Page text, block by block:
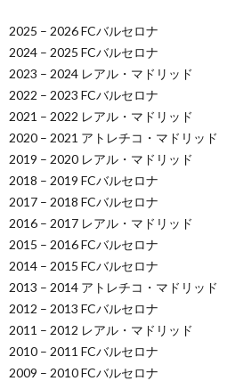
2025 – 2026 FCバルセロナ
2024 – 2025 FCバルセロナ
2023 – 2024 レアル・マドリッド
2022 – 2023 FCバルセロナ
2021 – 2022 レアル・マドリッド
2020 – 2021 アトレチコ・マドリッド
2019 – 2020 レアル・マドリッド
2018 – 2019 FCバルセロナ
2017 – 2018 FCバルセロナ
2016 – 2017 レアル・マドリッド
2015 – 2016 FCバルセロナ
2014 – 2015 FCバルセロナ
2013 – 2014 アトレチコ・マドリッド
2012 – 2013 FCバルセロナ
2011 – 2012 レアル・マドリッド
2010 – 2011 FCバルセロナ
2009 – 2010 FCバルセロナ